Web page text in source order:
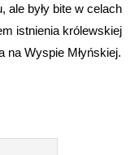
ale były bite w celach
istnienia królewskiej
na Wyspie Młyńskiej.